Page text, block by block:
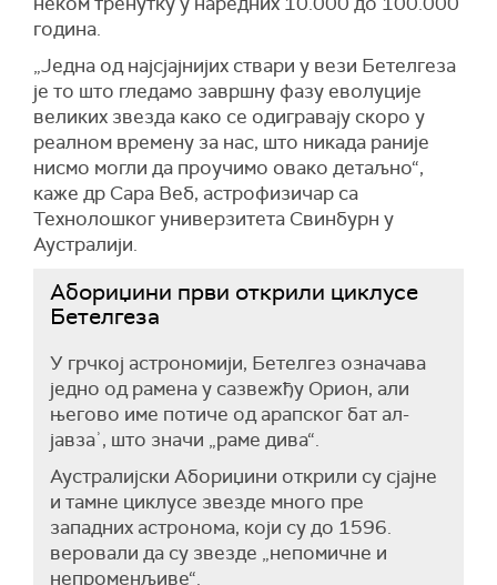
година.
„Једна од најсјајнијих ствари у вези Бетелгеза
је то што гледамо завршну фазу еволуције
великих звезда како се одигравају скоро у
реалном времену за нас, што никада раније
нисмо могли да проучимо овако детаљно“,
каже др Сара Веб, астрофизичар са
Технолошког универзитета Свинбурн у
Аустралији.
Абориџини први открили циклусе
Бетелгеза
У грчкој астрономији, Бетелгез означава
једно од рамена у сазвежђу Орион, али
његово име потиче од арапског бат ал-
јавзаʾ, што значи „раме дива“.
Аустралијски Абориџини открили су сјајне
и тамне циклусе звезде много пре
западних астронома, који су до 1596.
веровали да су звезде „непомичне и
непроменљиве“.